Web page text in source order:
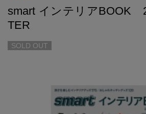
smart インテリアBOOK
TER
SOLD OUT